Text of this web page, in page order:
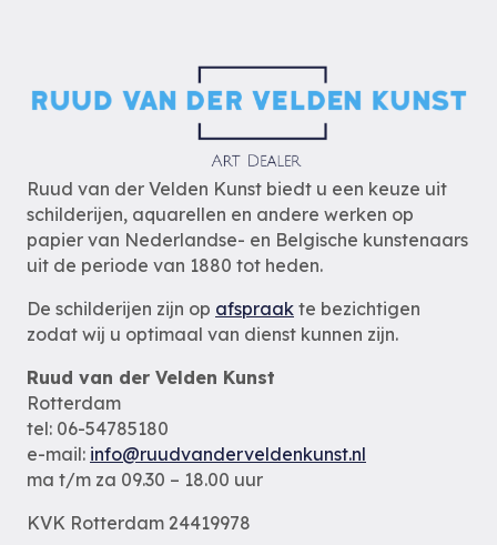
Ruud van der Velden Kunst biedt u een keuze uit
schilderijen, aquarellen en andere werken op
papier van Nederlandse- en Belgische kunstenaars
uit de periode van 1880 tot heden.
De schilderijen zijn op afspraak te bezichtigen
zodat wij u optimaal van dienst kunnen zijn.
Ruud van der Velden Kunst
Rotterdam
tel: 06-54785180
e-mail: info@ruudvanderveldenkunst.nl
ma t/m za 09.30 – 18.00 uur
KVK Rotterdam 24419978